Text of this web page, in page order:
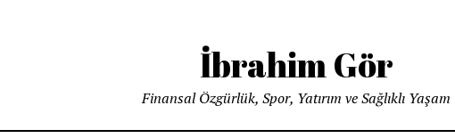
İbrahim Gör
Finansal Özgürlük, Spor, Yatırım ve Sağlıklı Yaşam